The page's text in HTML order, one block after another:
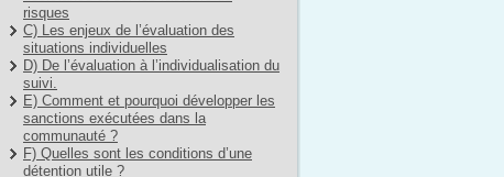
risques
C) Les enjeux de l’évaluation des
situations individuelles
D) De l’évaluation à l’individualisation du
suivi.
E) Comment et pourquoi développer les
sanctions exécutées dans la
communauté ?
F) Quelles sont les conditions d’une
détention utile ?